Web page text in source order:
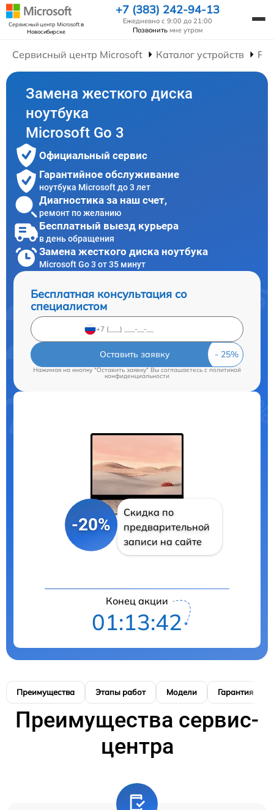
Сервисный центр Microsoftв
Новосибирске
+7 (383) 242-94-13
Ежедневно с 9:00 до 21:00
Позвонить мне утром
Сервисный центр Microsoft Каталог устройств
Замена жесткого диска
ноутбука
Microsoft Go 3
Официальный сервис
Гарантийное обслуживание
ноутбука Microsoft до 3 лет
Диагностика за наш счет,
ремонт по желанию
Бесплатный выезд курьера
в день обращения
Замена жесткого диска ноутбука
Microsoft Go 3 от 35 минут
Бесплатная консультация со
специалистом
Оставить заявку
Нажимая на кнопку "Оставить заявку" Вы соглашаетесь cполитикой
конфиденциальности
-20%
Скидка по
предварительной
записи на сайте
Конец акции
01:13:41
Преимущества Этапы работ Модели Гарантия
Преимущества сервис-
центра